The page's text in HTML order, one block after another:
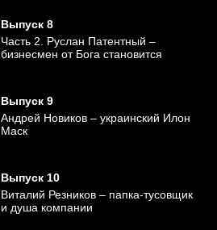
Выпуск 8
Часть 2. Руслан Патентный –
бизнесмен от Бога становится
Выпуск 9
Андрей Новиков – украинский Илон
Маск
Выпуск 10
Виталий Резников – папка-тусовщик
и душа компании